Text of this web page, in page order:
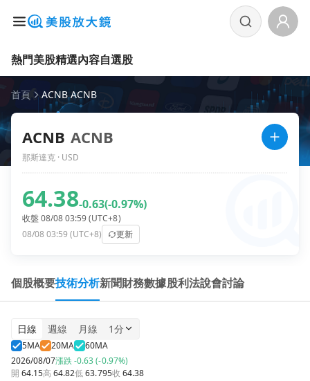
熱門美股精選內容自選股
首頁 ACNB ACNB
ACNB ACNB
那斯達克 · USD
64.38-0.63(-0.97%)
收盤 08/08 03:59 (UTC+8)
08/08 03:59 (UTC+8)
更新
個股概要技術分析新聞財務數據股利法說會討論
日線 週線 月線 1分
5MA 20MA
60MA
2026/08/07漲跌-0.63 (-0.97%)
開64.15高64.82低63.795收 64.38